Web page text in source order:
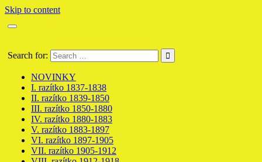
Skip to content
Search for:
NOVINKY
I. razítko 1837-1838
II. razítko 1839-1850
III. razítko 1850-1880
IV. razítko 1880-1883
V. razítko 1883-1897
VI. razítko 1897-1905
VII. razítko 1905-1912